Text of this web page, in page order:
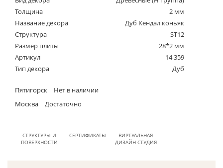
Толщина
2 мм
Название декора
Дуб Кендал коньяк
Структура
ST12
Размер плиты
28*2 мм
Артикул
14 359
Тип декора
Дуб
Пятигорск
Нет в наличии
Москва
Достаточно
СТРУКТУРЫ И
ПОВЕРХНОСТИ
СЕРТИФИКАТЫ
ВИРТУАЛЬНАЯ
ДИЗАЙН СТУДИЯ